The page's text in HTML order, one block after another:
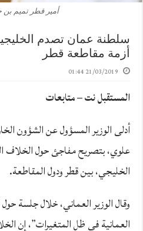
أمير قطر تميم بن
سلطنة عمان تصدم
أزمة مقاطعة قطر
21/03/2019 01:44
المستقبل نت – متابعات
أدلى الوزير المسؤول عن الشؤون
علوي، بتصريح مفاجئ حول
الخليجي، بين قطر ودول المقاطعة.
وقال الوزير العماني، خلال جلسة حول
‫العمانية في ظل المتغيرات”، إن